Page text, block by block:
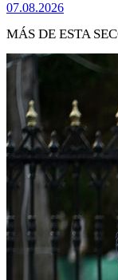
07.08.2026
MÁS DE ESTA